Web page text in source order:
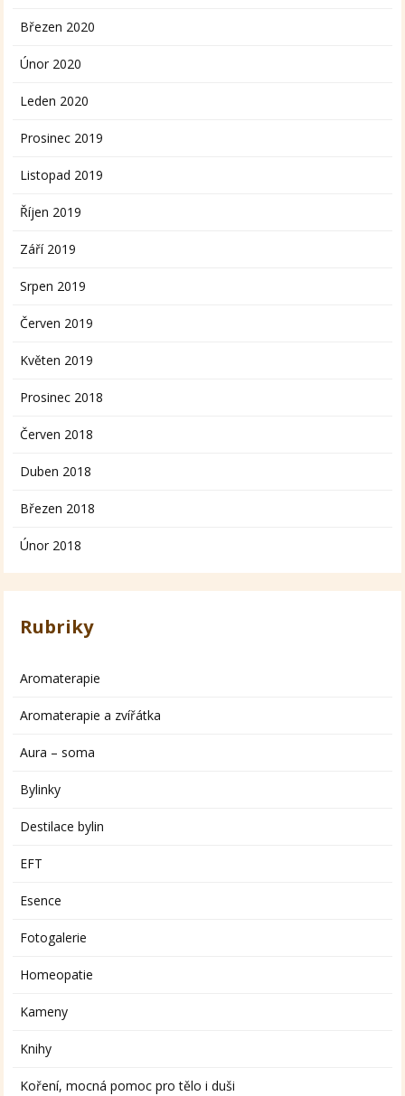
Březen 2020
Únor 2020
Leden 2020
Prosinec 2019
Listopad 2019
Říjen 2019
Září 2019
Srpen 2019
Červen 2019
Květen 2019
Prosinec 2018
Červen 2018
Duben 2018
Březen 2018
Únor 2018
Rubriky
Aromaterapie
Aromaterapie a zvířátka
Aura – soma
Bylinky
Destilace bylin
EFT
Esence
Fotogalerie
Homeopatie
Kameny
Knihy
Koření, mocná pomoc pro tělo i duši